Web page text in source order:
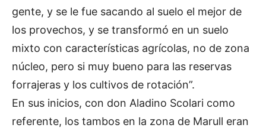
gente, y se le fue sacando al suelo el mejor de
los provechos, y se transformó en un suelo
mixto con características agrícolas, no de zona
núcleo, pero si muy bueno para las reservas
forrajeras y los cultivos de rotación”.
En sus inicios, con don Aladino Scolari como
referente, los tambos en la zona de Marull eran